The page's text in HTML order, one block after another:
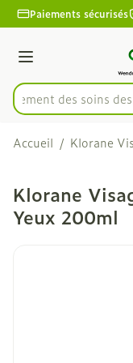
Aller au contenu
1 de 1
Paiements sécurisés
Menu
Rechercherdes soins
Accueil / Klorane
Klorane
Yeux 200ml